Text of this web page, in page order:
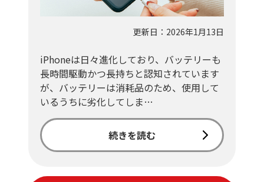
更新日：2026年1月13日
iPhoneは日々進化しており、バッテリーも
長時間駆動かつ長持ちと認知されています
が、バッテリーは消耗品のため、使用して
いるうちに劣化してしま…
続きを読む